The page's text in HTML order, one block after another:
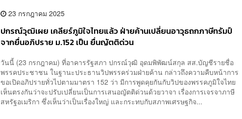
23 กรกฎาคม 2025
ปกรณ์วุฒิเผย เคลียร์ภูมิใจไทยแล้ว ฝ่ายค้านเปลี่ยนอาวุธถกภาษีทรัมป์
จากยื่นอภิปราย ม.152 เป็น ยื่นญัตติด่วน
วันนี้ (23 กรกฎาคม) ที่อาคารรัฐสภา ปกรณ์วุฒิ อุดมพิพัฒน์สกุล สส.บัญชีรายชื่อ
พรรคประชาชน ในฐานะประธานวิปพรรคร่วมฝ่ายค้าน กล่าวถึงความคืบหน้าการ
ขอเปิดอภิปรายทั่วไปตามมาตรา 152 ว่า มีการพูดคุยกันกับวิปของพรรคภูมิใจไทย
เห็นตรงกันว่าจะปรับเปลี่ยนเป็นการเสนอญัตติด่วนด้วยวาจา เรื่องการเจรจาภาษี
สหรัฐอเมริกา ซึ่งเห็นว่าเป็นเรื่องใหญ่ และกระทบกับสภาพเศรษฐกิจ...